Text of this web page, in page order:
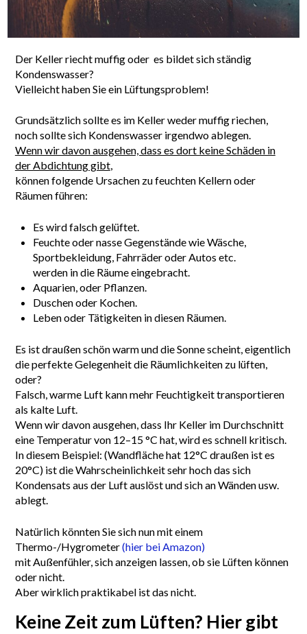
Der Keller riecht muffig oder es bildet sich ständig
Kondenswasser?
Vielleicht haben Sie ein Lüftungsproblem!
Grundsätzlich sollte es im Keller weder muffig riechen,
noch sollte sich Kondenswasser irgendwo ablegen.
Wenn wir davon ausgehen, dass es dort keine Schäden in
der Abdichtung gibt,
können folgende Ursachen zu feuchten Kellern oder
Räumen führen:
Es wird falsch gelüftet.
Feuchte oder nasse Gegenstände wie Wäsche,
Sportbekleidung, Fahrräder oder Autos etc.
werden in die Räume eingebracht.
Aquarien, oder Pflanzen.
Duschen oder Kochen.
Leben oder Tätigkeiten in diesen Räumen.
Es ist draußen schön warm und die Sonne scheint, eigentlich
die perfekte Gelegenheit die Räumlichkeiten zu lüften,
oder?
Falsch, warme Luft kann mehr Feuchtigkeit transportieren
als kalte Luft.
Wenn wir davon ausgehen, dass Ihr Keller im Durchschnitt
eine Temperatur von 12–15 °C hat, wird es schnell kritisch.
In diesem Beispiel: (Wandfläche hat 12°C draußen ist es
20°C) ist die Wahrscheinlichkeit sehr hoch das sich
Kondensats aus der Luft auslöst und sich an Wänden usw.
ablegt.
Natürlich könnten Sie sich nun mit einem
Thermo-/Hygrometer(hier bei Amazon)
mit Außenfühler, sich anzeigen lassen, ob sie Lüften können
oder nicht.
Aber wirklich praktikabel ist das nicht.
Keine Zeit zum Lüften? Hier gibt